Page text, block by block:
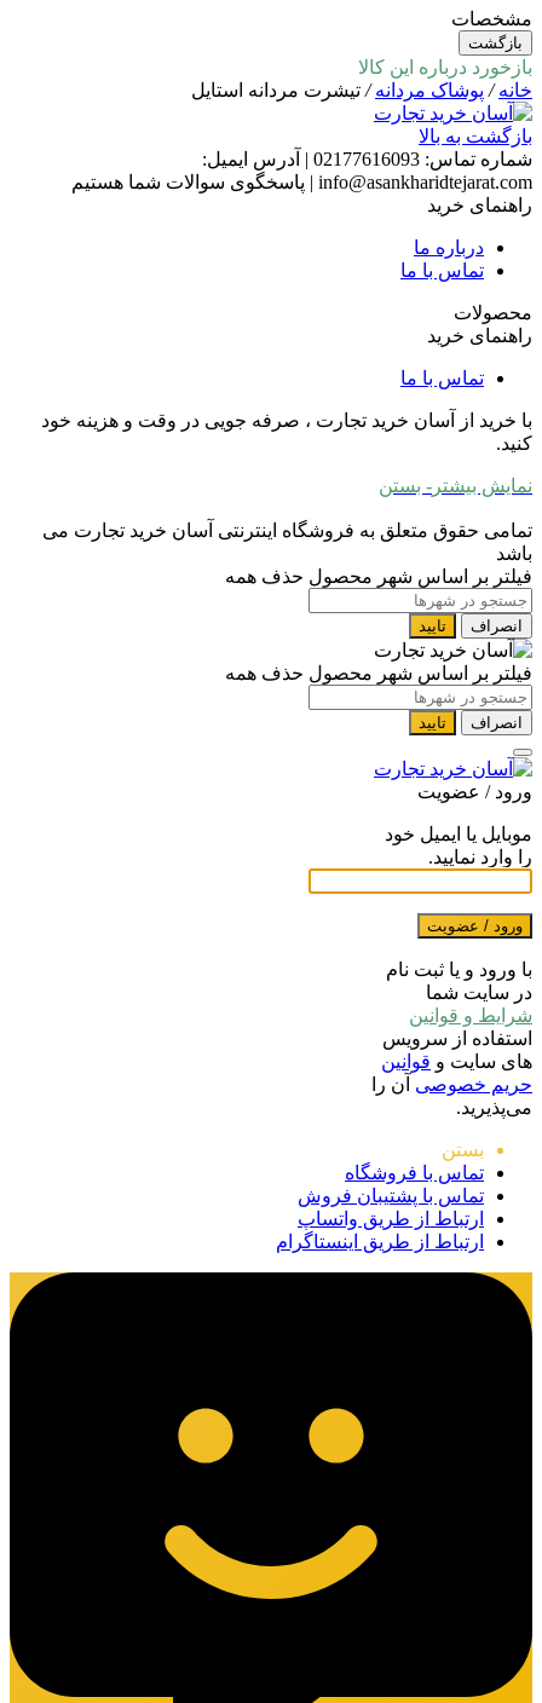
مشخصات
بازگشت
بازخورد درباره این کالا
خانه/ پوشاک مردانه/ تیشرت مردانه استایل
بازگشت به بالا
شماره تماس: 02177616093
| آدرس ایمیل:
info@asankharidtejarat.com
| پاسخگوی سوالات شما هستیم
راهنمای خرید
درباره ما
تماس با ما
محصولات
راهنمای خرید
تماس با ما
با خرید از آسان خرید تجارت ، صرفه جویی در وقت و هزینه خود
کنید.
نمایش بیشتر - بستن
تمامی حقوق متعلق به فروشگاه اینترنتی آسان خرید تجارت می
باشد
فیلتر بر اساس شهر محصول حذف همه
انصراف تایید
فیلتر بر اساس شهر محصول حذف همه
انصراف تایید
ورود / عضویت
موبایل یا ایمیل خود
را وارد نمایید.
ورود / عضویت
با ورود و یا ثبت نام
در سایت شما
شرایط و قوانین
استفاده از سرویس
های سایت و قوانین
حریم خصوصی آن را
می‌پذیرید.
بستن
تماس با فروشگاه
تماس با پشتیبان فروش
ارتباط از طریق واتساپ
ارتباط از طریق اینستاگرام